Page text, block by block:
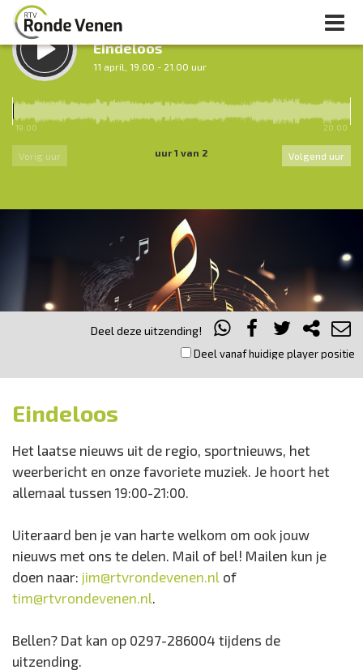
LUISTER TERUG:
Eindeloos
11 april, 19.00 - 21.00 uur
Nacht van De Ronde Venen
19.00 20.00
Vorig uur uur 1 van 2 Volgend uur
Deel deze uitzending!
Deel vanaf huidige player positie
Eindeloos
Het laatse nieuws uit de regio, sportnieuws, het
weerbericht en onze favoriete muziek. Je hoort het
allemaal tussen 19:00-21:00.
Uiteraard ben je van harte welkom om ook jouw
nieuws met ons te delen. Mail of bel! Mailen kun je
doen naar: jim@rtvrondevenen.nl of
tim@rtvrondevenen.nl
Bellen? Dat kan op 0297-286004 tijdens de
uitzending.